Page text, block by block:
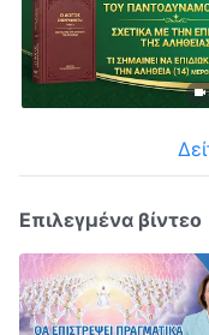
Επιλεγμένα βίντεο